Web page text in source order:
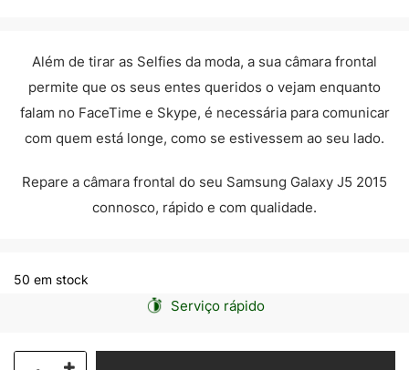
Além de tirar as Selfies da moda, a sua câmara frontal
permite que os seus entes queridos o vejam enquanto
falam no FaceTime e Skype, é necessária para comunicar
com quem está longe, como se estivessem ao seu lado.
Repare a câmara frontal do seu Samsung Galaxy J5 2015
connosco, rápido e com qualidade.
50 em stock
Serviço rápido